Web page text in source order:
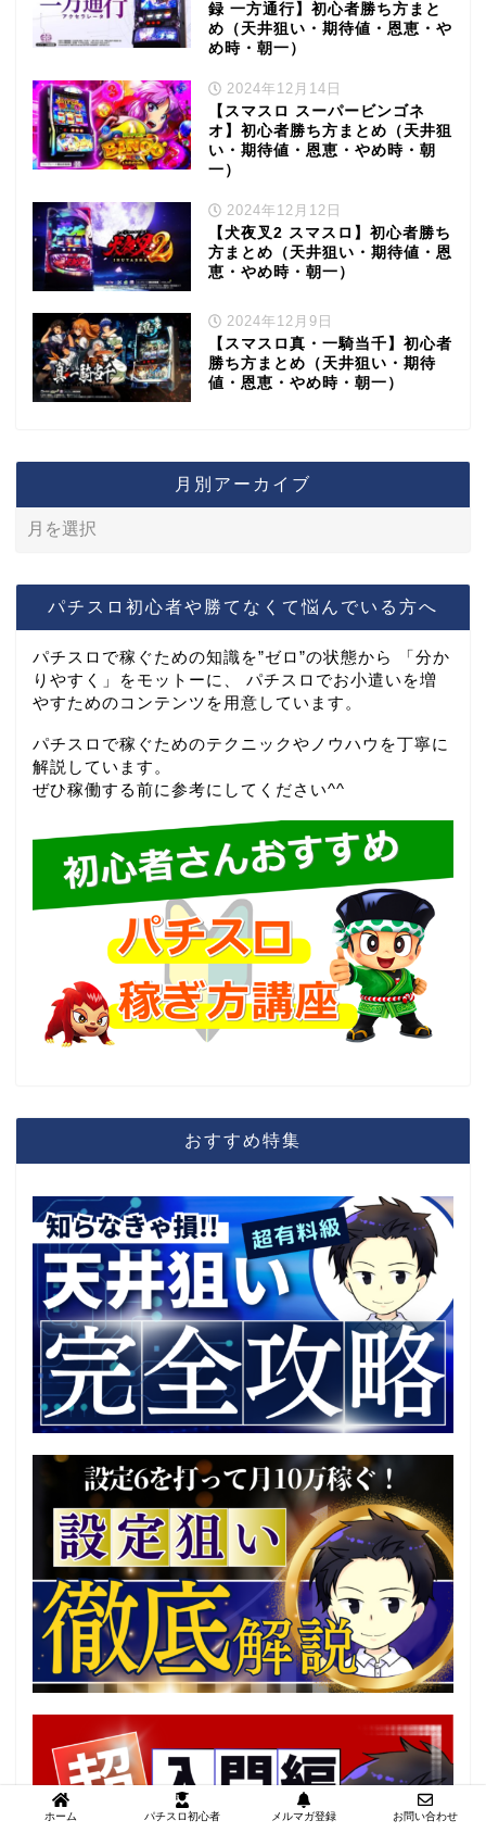
録 一方通行】初心者勝ち方まと
め（天井狙い・期待値・恩恵・や
め時・朝一）
2024年12月14日
【スマスロ スーパービンゴネ
オ】初心者勝ち方まとめ（天井狙
い・期待値・恩恵・やめ時・朝
一）
2024年12月12日
【犬夜叉2 スマスロ】初心者勝ち
方まとめ（天井狙い・期待値・恩
恵・やめ時・朝一）
2024年12月9日
【スマスロ真・一騎当千】初心者
勝ち方まとめ（天井狙い・期待
値・恩恵・やめ時・朝一）
月別アーカイブ
パチスロ初心者や勝てなくて悩んでいる方へ
パチスロで稼ぐための知識を”ゼロ”の状態から 「分か
りやすく」をモットーに、 パチスロでお小遣いを増
やすためのコンテンツを用意しています。
パチスロで稼ぐためのテクニックやノウハウを丁寧に
解説しています。
ぜひ稼働する前に参考にしてください^^
おすすめ特集
ホーム パチスロ初心者 メルマガ登録 お問い合わせ